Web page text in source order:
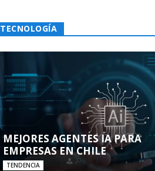
TECNOLOGÍA
MEJORES AGENTES IA PARA
EMPRESAS EN CHILE
TENDENCIA